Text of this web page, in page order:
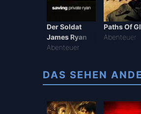
Der Soldat
James Ryan
Abenteuer
Paths Of
Abenteuer
DAS SEHEN